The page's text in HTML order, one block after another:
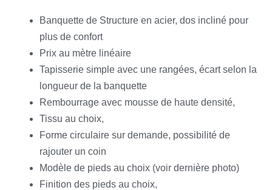
Banquette de Structure en acier, dos incliné pour
plus de confort
Prix au mètre linéaire
Tapisserie simple avec une rangées, écart selon la
longueur de la banquette
Rembourrage avec mousse de haute densité,
Tissu au choix,
Forme circulaire sur demande, possibilité de
rajouter un coin
Modèle de pieds au choix (voir dernière photo)
Finition des pieds au choix,